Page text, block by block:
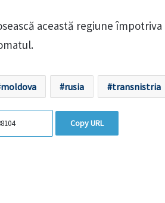
această regiune
moldova rusia transnistria
Copy URL